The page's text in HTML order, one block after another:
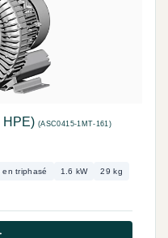
HPE) (ASC0415-1MT-161)
en triphasé 1.6 kW 29 kg